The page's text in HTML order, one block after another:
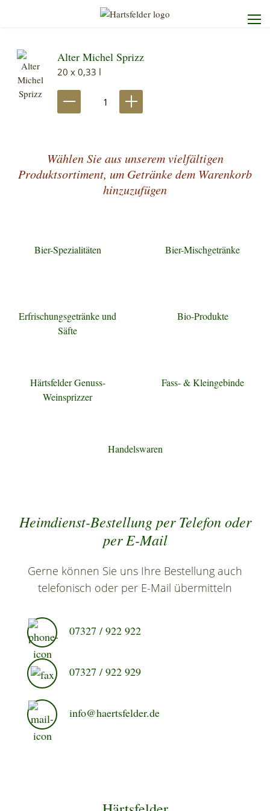
Startseite
Die Brauerei
Unser Service
Alter Michel Sprizz
20 x 0,33 l
Wählen Sie aus unserem vielfältigen
Produktsortiment, um Getränke dem Warenkorb
hinzuzufügen
Bier-Spezialitäten Bier-Mischgetränke
Erfrischungsgetränke und
Säfte
Bio-Produkte
Härtsfelder Genuss-
Weinsprizzer
Fass- & Kleingebinde
Handelswaren
Heimdienst-Bestellung per Telefon oder
per E-Mail
Gerne können Sie uns Ihre Bestellung auch
telefonisch oder per E-Mail übermitteln
07327 / 922 922
07327 / 922 929
info@haertsfelder.de